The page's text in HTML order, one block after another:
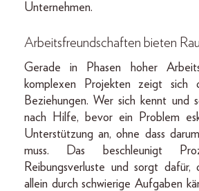
Unternehmen.
Arbeitsfreundschaften bieten
Gerade in Phasen hoher
komplexen Projekten zeigt sich
Beziehungen. Wer sich kennt und
nach Hilfe, bevor ein Problem
Unterstützung an, ohne dass
muss. Das beschleunigt
Reibungsverluste und sorgt dafür,
allein durch schwierige Aufgaben